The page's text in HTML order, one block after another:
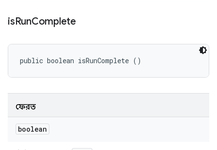
isRunComplete
public boolean isRunComplete ()
ফেরত
boolean